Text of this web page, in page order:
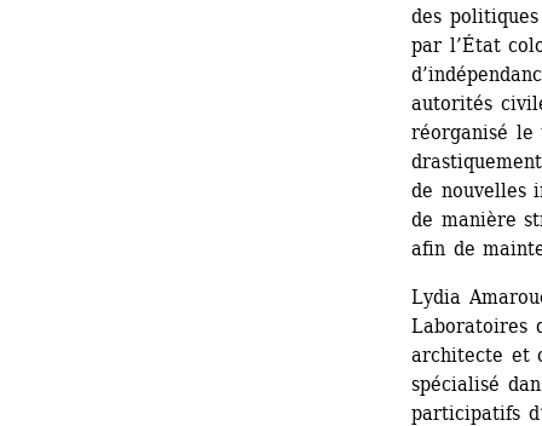
des
par l’État
autorités
réorganisé
de nouvelles
de manière
afin de
Lydia
Laboratoires
architecte et
spécialisé
participatifs